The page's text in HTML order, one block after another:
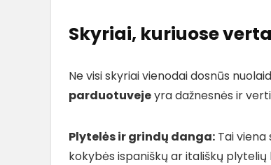
Skyriai, kuriuose
Ne visi skyriai vienodai dosnūs
parduotuvejeyra dažnesnės ir
Plytelės ir grindų danga: Tai viena
kokybės ispaniškų ar itališkų plytelių